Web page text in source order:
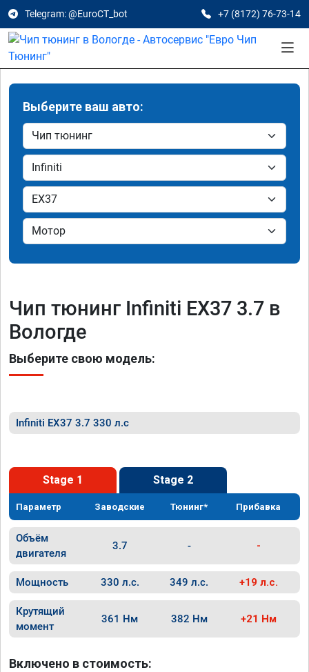
Telegram: @EuroCT_bot +7 (8172) 76-73-14
Выберите ваш авто:
Чип тюнинг Infiniti EX37 3.7 в
Вологде
Выберите свою модель:
Infiniti EX37 3.7 330 л.с
Stage 1 Stage 2
Параметр Заводские Тюнинг* Прибавка
Объём
двигателя
3.7 - -
Мощность 330 л.с. 349 л.с. +19 л.с.
Крутящий
момент
361 Нм 382 Нм +21 Нм
Включено в стоимость: